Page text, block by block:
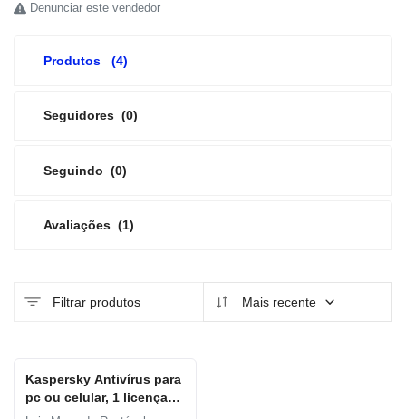
Denunciar este vendedor
Produtos (4)
Seguidores (0)
Seguindo (0)
Avaliações (1)
Filtrar produtos Mais recente
Kaspersky Antivírus para
pc ou celular, 1 licença
para 1 dispositivo,